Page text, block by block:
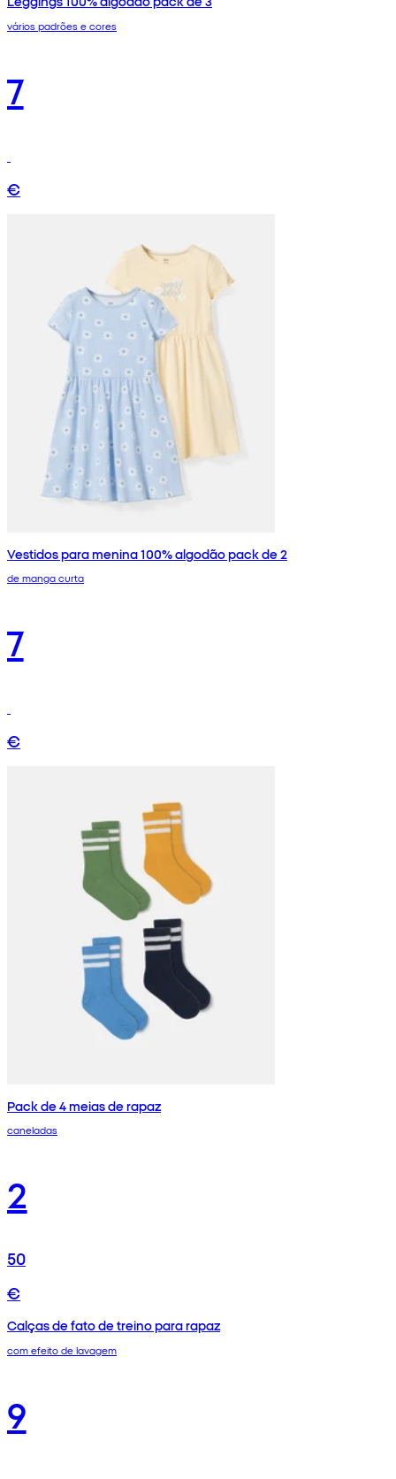
vários padrões e cores
7
€
Vestidos para menina 100% algodão pack de 2
de manga curta
7
€
Pack de 4 meias de rapaz
caneladas
2
50
€
Calças de fato de treino para rapaz
com efeito de lavagem
9